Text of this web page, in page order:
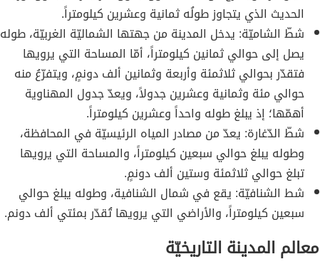
الحديث الذي يتجاوز طولُه ثمانية وعشرين كيلومتراً.
شطّ الشاميّة: يدخل المدينة من جهتها الشماليّة الغربيّة، طوله
يصل إلى حوالي ثمانين كيلومتراً، أمّا المساحة التي يرويها
فتقدّر بحوالي ثلاثمئة وأربعة وثمانين ألف دونمٍ، ويتفرّعُ منه
حوالي مئة وثمانية وعشرين جدولاً، ويعدّ جدول المهناوية
أهمّها؛ إذ يبلغ طوله واحداً وعشرين كيلومتراً.
شطّ الدّغارة: يعدّ من مصادر المياه الرئيسيّة في المحافظة،
وطوله يبلغ حوالي سبعين كيلومتراً، والمساحة التي يرويها
تبلغ حوالي ثلاثمئة وستين ألف دونمٍ.
شط الشنافيّة: يقع في شمال الشنافية، وطوله يبلغ حوالي
سبعين كيلومتراً، والأراضي التي يرويها تُقدّر بمئتي ألف دونم.
معالم المدينة التاريخيّة